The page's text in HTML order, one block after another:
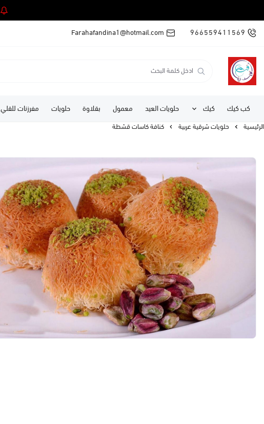
966559411569
Farahafandina1@hotmail.com
كب كيك كيك حلويات العيد معمول بقلاوة حلويات مفرزنات للقلي
الرئيسية حلويات شرقية عربية كنافة كاسات قشطة